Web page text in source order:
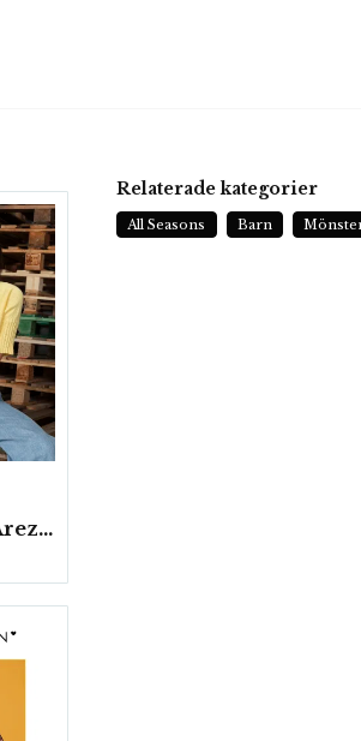
2579- New Arezzo
Relaterade kategorier
All Seasons Barn